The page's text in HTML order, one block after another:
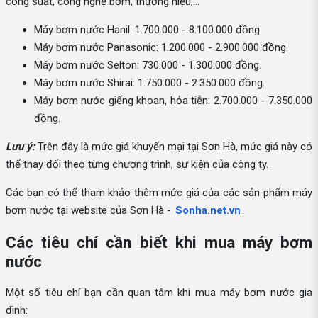
Máy bơm nước Hanil: 1.700.000 - 8.100.000 đồng.
Máy bơm nước Panasonic: 1.200.000 - 2.900.000 đồng.
Máy bơm nước Selton: 730.000 - 1.300.000 đồng.
Máy bơm nước Shirai: 1.750.000 - 2.350.000 đồng.
Máy bơm nước giếng khoan, hỏa tiễn: 2.700.000 - 7.350.000
đồng.
Lưu ý:Trên đây là mức giá khuyến mại tại Sơn Hà, mức giá này có
thể thay đổi theo từng chương trình, sự kiện của công ty.
Các bạn có thể tham khảo thêm mức giá của các sản phẩm máy
bơm nước tại website của Sơn Hà - Sonha.net.vn.
Các tiêu chí cần biết khi mua máy bơm
nước
Một số tiêu chí bạn cần quan tâm khi mua máy bơm nước gia
đình: